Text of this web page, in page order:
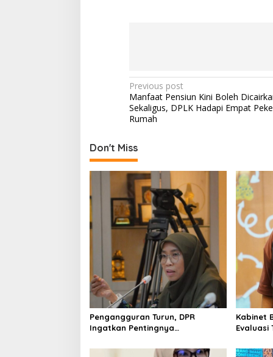
P
o
s
n
a
v
i
g
a
i
o
n
Previous post
Manfaat Pensiun Kini Boleh
Sekaligus, DPLK Hadapi Empat
Rumah
Don't Miss
Pengangguran Turun, DPR
Ingatkan Pentingnya
Layak
Kabinet
Evaluasi